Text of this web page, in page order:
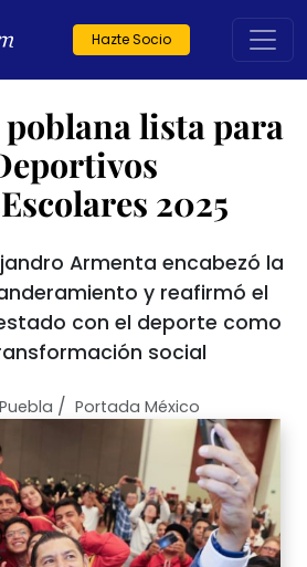
Hazte Socio
lista para
2025
Armenta encabezó la
y reafirmó el
con el deporte como
social
Puebla / Portada México